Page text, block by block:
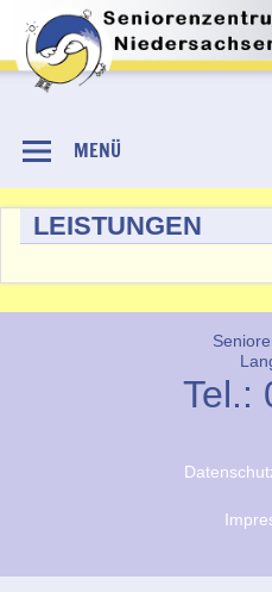
content
MENÜ
LEISTUNGEN
Tel.: